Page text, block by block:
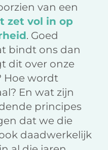
van een
zet vol in op
. Goed
bindt ons dan
dit over onze
Hoe wordt
En wat zijn
principes
dat we die
daadwerkelijk